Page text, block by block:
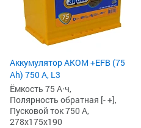
Аккумулятор AKOM +EFB (75
Ah) 750 А, L3
Ёмкость 75 А·ч,
Полярность обратная [- +],
Пусковой ток 750 А,
278x175x190